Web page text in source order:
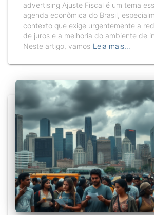
advertising Ajuste Fiscal é um tema
agenda econômica do Brasil,
contexto que exige urgentemente a
de juros e a melhoria do ambiente de
Neste artigo, vamos Leia mais…